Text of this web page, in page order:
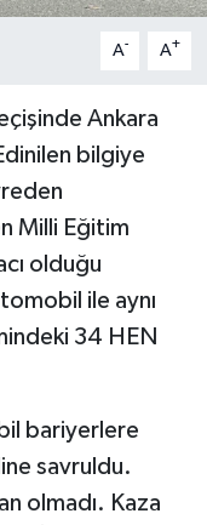
A- A+
Ankara
bilgiye
Milli Eğitim
olduğu
ile aynı
34 HEN
bariyerlere
savruldu.
olmadı. Kaza